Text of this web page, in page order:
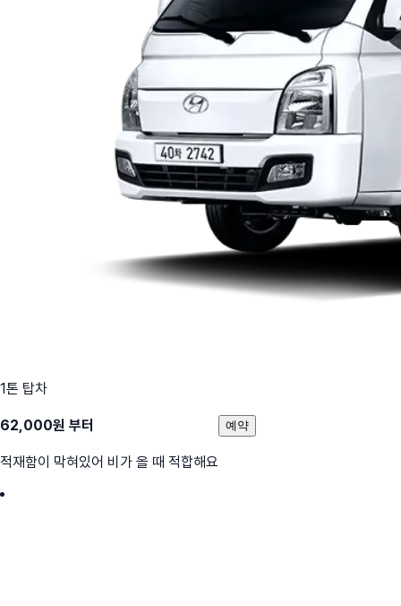
1톤 탑차
62,000원 부터
적재함이 막혀있어 비가 올 때 적합해요
예약